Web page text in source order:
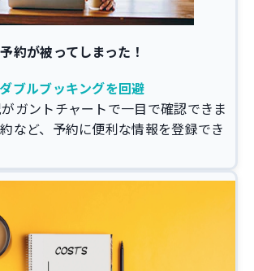
予約が被ってしまった！
ダブルブッキングを回避
ガントチャートで一目で確認できま
など、予約に便利な情報を登録でき